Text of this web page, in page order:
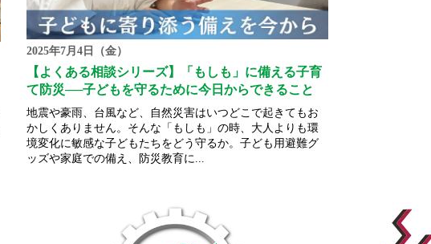
2025年7月4日（金）
【よくある相談シリーズ】「もしも」に備える子育
て防災──子どもを守るために今日からできること
地震や豪雨、台風など、自然災害はいつどこで起きてもお
かしくありません。そんな「もしも」の時、大人よりも環
境変化に敏感な子どもたちをどう守るか。子ども用避難グ
ッズや家庭での備え、防災教育に...